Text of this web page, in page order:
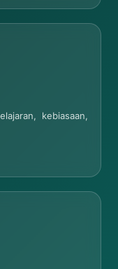
kebiasaan,